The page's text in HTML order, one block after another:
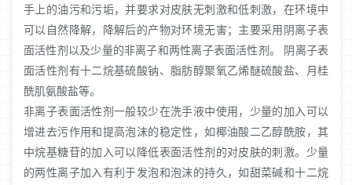
手上的油污和污垢，并要求对皮肤无刺激和低刺激，在环境中
可以自然降解，降解后的产物对环境无害；主要采用阴离子表
面活性剂以及少量的非离子和两性离子表面活性剂。 阴离子表
面活性剂有十二烷基硫酸钠、脂肪醇聚氧乙烯醚硫酸盐、月桂
酰肌氨酸盐等。
非离子表面活性剂一般较少在洗手液中使用，少量的加入可以
增进去污作用和提高泡沫的稳定性，如椰油酸二乙醇酰胺，其
中烷基糖苷的加入可以降低表面活性剂的对皮肤的刺激。少量
的两性离子加入有利于发泡和泡沫的持久，如甜菜碱和十二烷